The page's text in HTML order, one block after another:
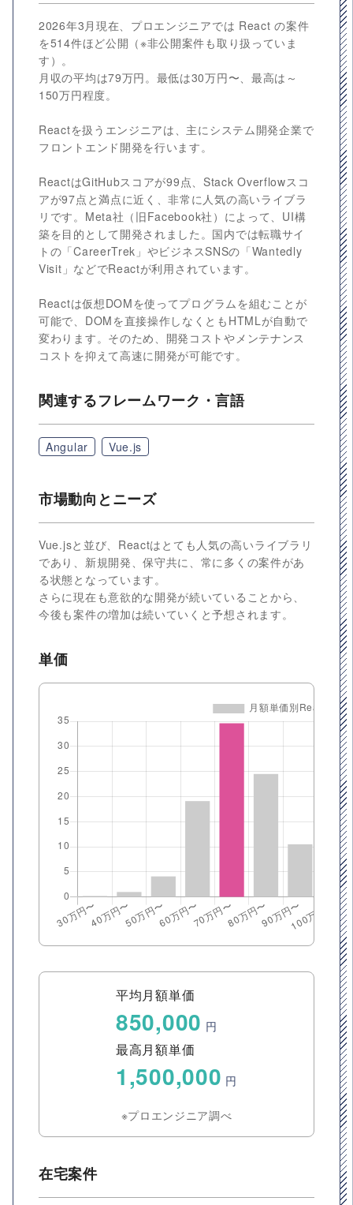
2026年3月現在、プロエンジニアでは React の案件
を514件ほど公開（※非公開案件も取り扱っていま
す）。
月収の平均は79万円。最低は30万円〜、最高は～
150万円程度。
Reactを扱うエンジニアは、主にシステム開発企業で
フロントエンド開発を行います。
ReactはGitHubスコアが99点、Stack Overflowスコ
アが97点と満点に近く、非常に人気の高いライブラ
リです。Meta社（旧Facebook社）によって、UI構
築を目的として開発されました。国内では転職サイ
トの「CareerTrek」やビジネスSNSの「Wantedly
Visit」などでReactが利用されています。
Reactは仮想DOMを使ってプログラムを組むことが
可能で、DOMを直接操作しなくともHTMLが自動で
変わります。そのため、開発コストやメンテナンス
コストを抑えて高速に開発が可能です。
関連するフレームワーク・言語
Angular Vue.js
市場動向とニーズ
Vue.jsと並び、Reactはとても人気の高いライブラリ
であり、新規開発、保守共に、常に多くの案件があ
る状態となっています。
さらに現在も意欲的な開発が続いていることから、
今後も案件の増加は続いていくと予想されます。
単価
平均月額単価
850,000 円
最高月額単価
1,500,000 円
※プロエンジニア調べ
在宅案件